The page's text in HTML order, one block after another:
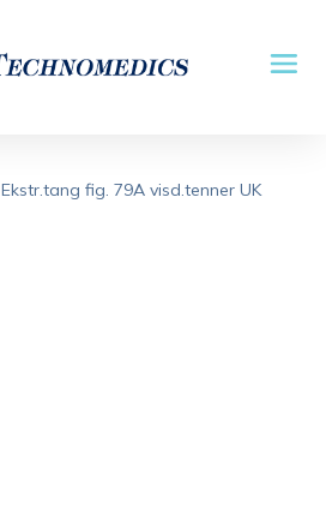
Ekstr.tang fig. 79A visd.tenner UK